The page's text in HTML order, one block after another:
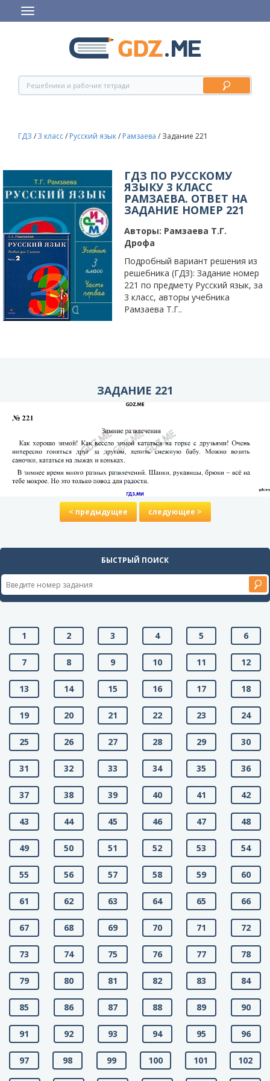
ГДЗ /3 класс/ Русский язык/ Рамзаева / Задание 221
ГДЗ ПО РУССКОМУ
ЯЗЫКУ 3 КЛАСС
РАМЗАЕВА. ОТВЕТ НА
ЗАДАНИЕ НОМЕР 221
Авторы: Рамзаева Т.Г.
Дрофа
Подробный вариант решения из
решебника (ГДЗ): Задание номер
221 по предмету Русский язык, за
3 класс, авторы учебника
Рамзаева Т.Г..
ЗАДАНИЕ 221
< предыдущее следующее >
БЫСТРЫЙ ПОИСК
1 2 3 4 5 6
7 8 9 10 11 12
13 14 15 16 17 18
19 20 21 22 23 24
25 26 27 28 29 30
31 32 33 34 35 36
37 38 39 40 41 42
43 44 45 46 47 48
49 50 51 52 53 54
55 56 57 58 59 60
61 62 63 64 65 66
67 68 69 70 71 72
73 74 75 76 77 78
79 80 81 82 83 84
85 86 87 88 89 90
91 92 93 94 95 96
97 98 99 100 101 102